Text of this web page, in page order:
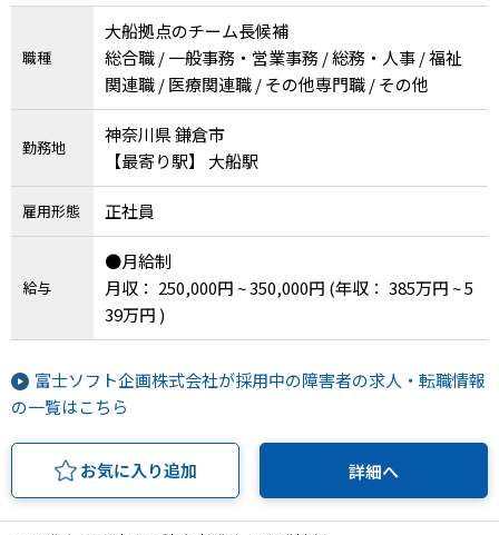
職種
大船拠点のチーム長候補
総合職 / 一般事務・営業事務 / 総務・人事 / 福祉
関連職 / 医療関連職 / その他専門職 / その他
勤務地
神奈川県 鎌倉市
【最寄り駅】 大船駅
雇用形態 正社員
給与
●月給制
月収： 250,000円 ~ 350,000円 (年収： 385万円 ~ 5
39万円 )
富士ソフト企画株式会社が採用中の障害者の求人・転職情報
の一覧はこちら
お気に入り追加 詳細へ